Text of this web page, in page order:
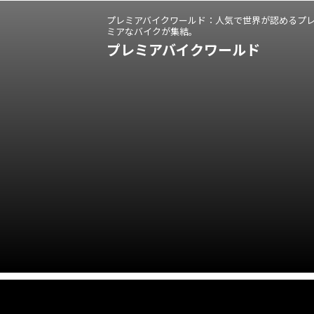
プレミアバイクワールド：人気で世界が認めるプ
ミアなバイクが集結。
プレミアバイクワールド